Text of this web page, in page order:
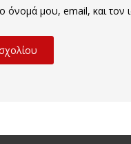
όνομά μου, email, και